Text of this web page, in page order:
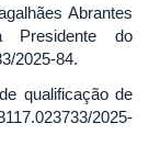
Abrantes
Presidente do
2025-84.
qualificação de
2025-